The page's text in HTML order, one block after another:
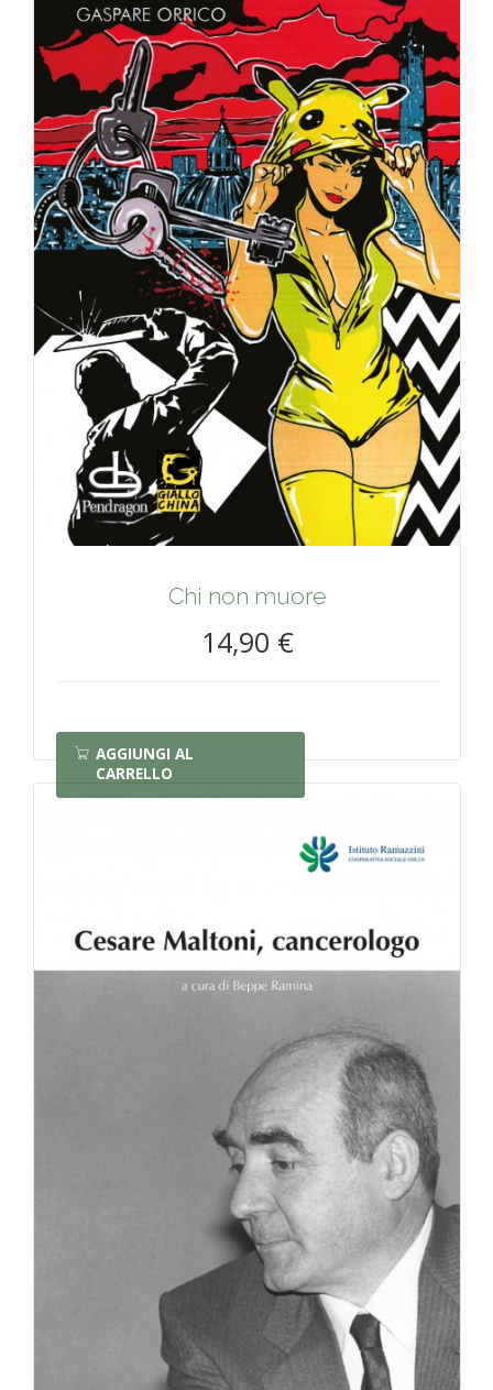
Chi non muore
14,90 €
AGGIUNGI AL
CARRELLO